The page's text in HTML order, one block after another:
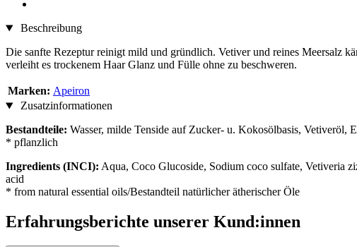
Beschreibung
Die sanfte Rezeptur reinigt mild und gründlich. Vetiver und reines Meersalz
verleiht es trockenem Haar Glanz und Fülle ohne zu beschweren.
Marken: Apeiron
Zusatzinformationen
Bestandteile: Wasser, milde Tenside auf Zucker- u. Kokosölbasis, Vetiveröl,
* pflanzlich
Ingredients (INCI): Aqua, Coco Glucoside, Sodium coco sulfate, Vetiveria
acid
* from natural essential oils/Bestandteil natürlicher ätherischer Öle
Erfahrungsberichte unserer Kund:innen